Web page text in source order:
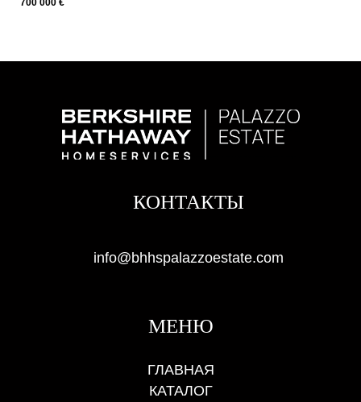
700 000 €
КОНТАКТЫ
info@bhhspalazzoestate.com
МЕНЮ
ГЛАВНАЯ
КАТАЛОГ